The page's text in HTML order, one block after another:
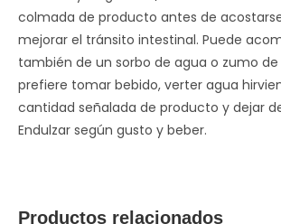
colmada de producto antes de
mejorar el tránsito intestinal. Puede
también de un sorbo de agua o zumo de
prefiere tomar bebido, verter agua
cantidad señalada de producto y dejar
Endulzar según gusto y beber.
Productos relacionados